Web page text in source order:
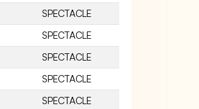
SPECTACLE
SPECTACLE
SPECTACLE
SPECTACLE
SPECTACLE